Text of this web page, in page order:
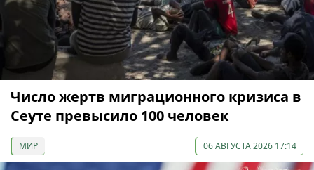
Число жертв миграционного кризиса в
Сеуте превысило 100 человек
МИР 06 АВГУСТА 2026 17:14